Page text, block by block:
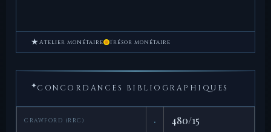
★ Atelier monétaire Trésor monétaire
✦CONCORDANCES BIBLIOGRAPHIQUES
CRAWFORD (RRC) · 480/15